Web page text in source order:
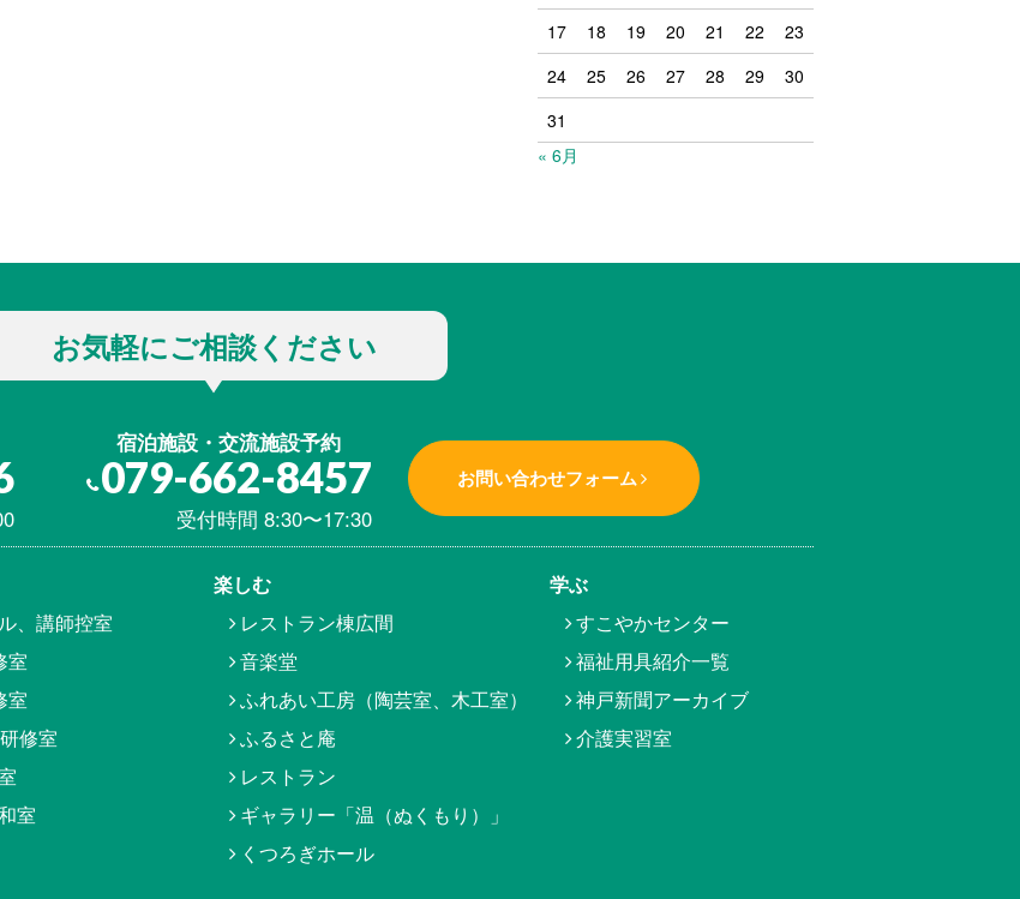
17
18 19 20 21 22
23
24
25 26 27 28 29
30
31
« 6月
お気軽にご相談ください
宿泊施設・交流施設予約
079-662-8457
受付時間 8:30〜17:30
お問い合わせフォーム
、講師控室
室
室
修室
室
楽しむ
レストラン棟広間
音楽堂
ふれあい工房（陶芸室、木工室）
ふるさと庵
レストラン
ギャラリー「温（ぬくもり）」
くつろぎホール
学ぶ
すこやかセンター
福祉用具紹介一覧
神戸新聞アーカイブ
介護実習室